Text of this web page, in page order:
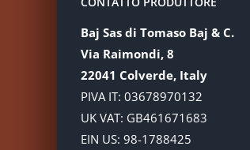
Baj Sas di Tomaso Baj & C.
Via Raimondi, 8
22041 Colverde, Italy
PIVA IT: 03678970132
UK VAT: GB461671683
EIN US: 98-1788425